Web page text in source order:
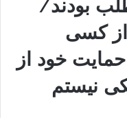
بودند/
کسی
خود از
نیستم